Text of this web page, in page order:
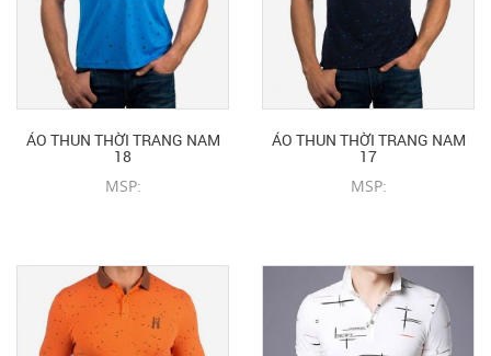
ÁO THUN THỜI TRANG NAM
18
MSP:
ÁO THUN THỜI TRANG NAM
17
MSP: